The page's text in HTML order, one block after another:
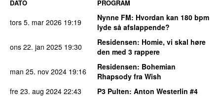
DATO PROGRAM
tors 5. mar 2026 19:19 Nynne FM: Hvordan kan 180 bpm
lyde så afslappende?
ons 22. jan 2025 19:30 Residensen: Homie, vi skal høre
den med 3 rappere
man 25. nov 2024 19:16 Residensen: Bohemian
Rhapsody fra Wish
fre 23. aug 2024 22:43 P3 Pulten: Anton Westerlin #4